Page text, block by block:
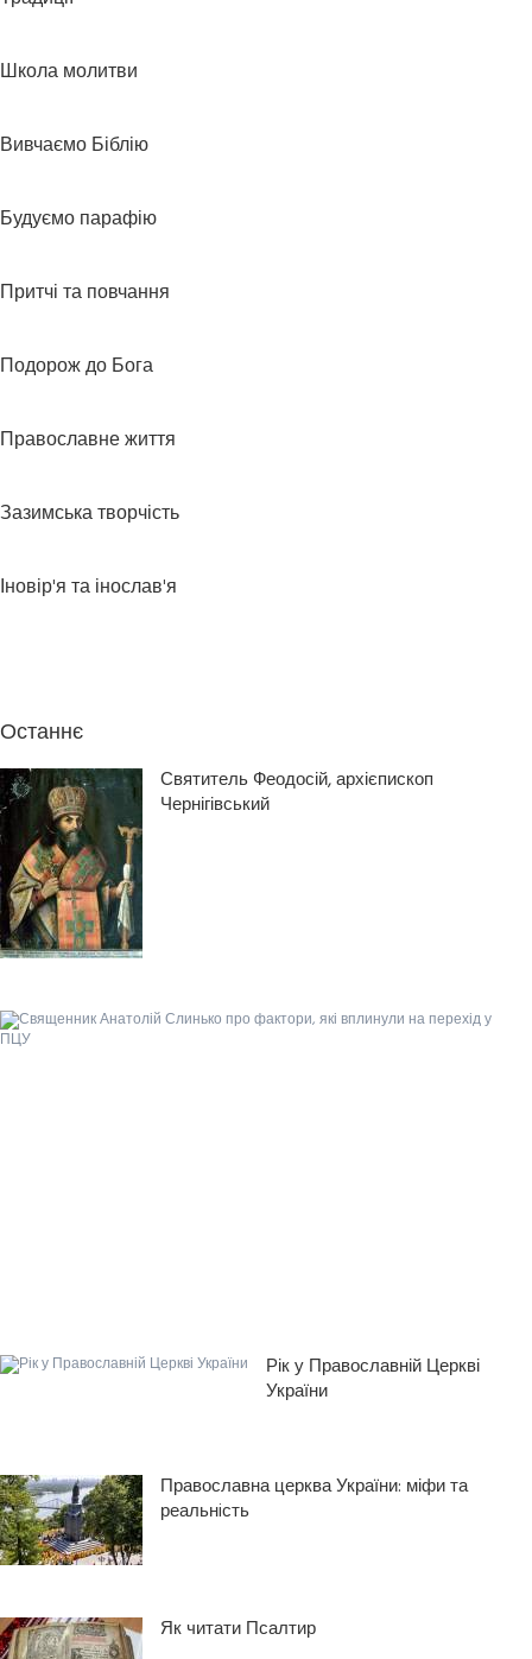
Школа молитви
Вивчаємо Біблію
Будуємо парафію
Притчі та повчання
Подорож до Бога
Православне життя
Зазимська творчість
Іновір'я та інослав'я
Останнє
Святитель Феодосій, архієпископ
Чернігівський
Рік у Православній Церкві
України
Православна церква України: міфи та
реальнiсть
Як читати Псалтир